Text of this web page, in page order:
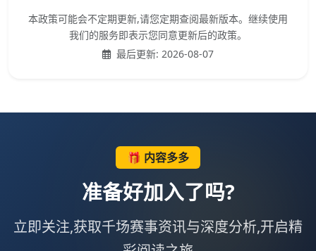
本政策可能会不定期更新,请您定期查阅最新版本。继续使用
我们的服务即表示您同意更新后的政策。
最后更新: 2026-08-07
🎁 内容多多
准备好加入了吗?
立即关注,获取千场赛事资讯与深度分析,开启精